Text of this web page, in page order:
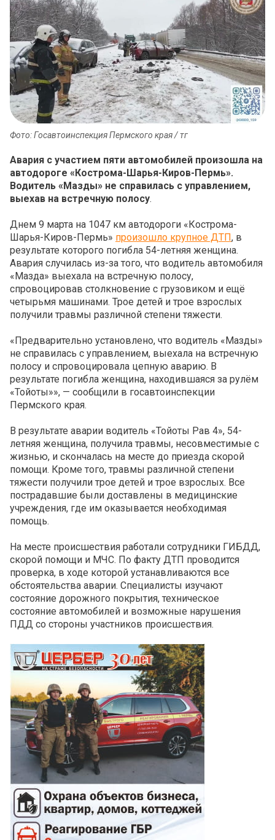
Фото: Госавтоинспекция Пермского края / тг
Авария с участием пяти автомобилей произошла на
автодороге «Кострома-Шарья-Киров-Пермь».
Водитель «Мазды» не справилась с управлением,
выехав на встречную полосу.
Днем 9 марта на 1047 км автодороги «Кострома-
Шарья-Киров-Пермь» произошло крупное ДТП, в
результате которого погибла 54-летняя женщина.
Авария случилась из-за того, что водитель автомобиля
«Мазда» выехала на встречную полосу,
спровоцировав столкновение с грузовиком и ещё
четырьмя машинами. Трое детей и трое взрослых
получили травмы различной степени тяжести.
«Предварительно установлено, что водитель «Мазды»
не справилась с управлением, выехала на встречную
полосу и спровоцировала цепную аварию. В
результате погибла женщина, находившаяся за рулём
«Тойоты»», — сообщили в госавтоинспекции
Пермского края.
В результате аварии водитель «Тойоты Рав 4», 54-
летняя женщина, получила травмы, несовместимые с
жизнью, и скончалась на месте до приезда скорой
помощи. Кроме того, травмы различной степени
тяжести получили трое детей и трое взрослых. Все
пострадавшие были доставлены в медицинские
учреждения, где им оказывается необходимая
помощь.
На месте происшествия работали сотрудники ГИБДД,
скорой помощи и МЧС. По факту ДТП проводится
проверка, в ходе которой устанавливаются все
обстоятельства аварии. Специалисты изучают
состояние дорожного покрытия, техническое
состояние автомобилей и возможные нарушения
ПДД со стороны участников происшествия.